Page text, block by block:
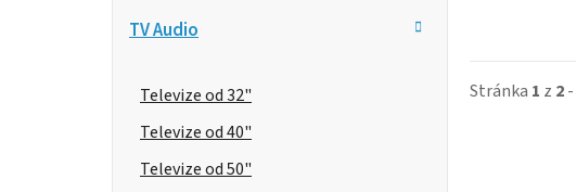
TV Audio
Televize od 32"
Televize od 40"
Televize od 50"
Stránka 1 z 2-